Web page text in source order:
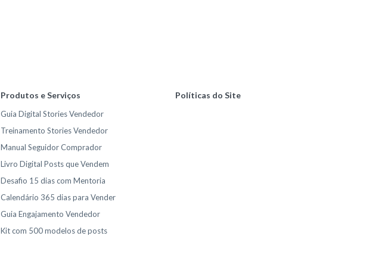
Produtos e Serviços
Guia Digital Stories Vendedor
Treinamento Stories Vendedor
Manual Seguidor Comprador
Livro Digital Posts que Vendem
Desafio 15 dias com Mentoria
Calendário 365 dias para Vender
Guia Engajamento Vendedor
Kit com 500 modelos de posts
Políticas do Site